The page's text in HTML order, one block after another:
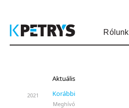
Rólunk
Aktuális
2021 Korábbi
Meghívó